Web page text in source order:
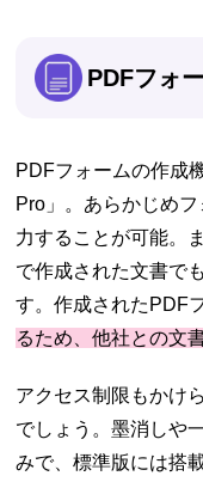
PDFフォ
PDFフォームの作成
Pro」。あらかじめ
力することが可能。
で作成された文書で
す。作成されたPDF
るため、他社との文
アクセス制限もかけ
でしょう。墨消しや
みで、標準版には搭